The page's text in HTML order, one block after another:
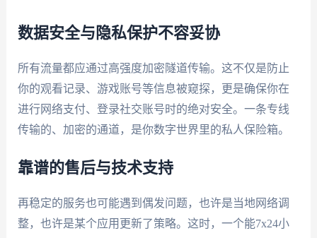
数据安全与隐私保护不容妥协
所有流量都应通过高强度加密隧道传输。这不仅是防止
你的观看记录、游戏账号等信息被窥探，更是确保你在
进行网络支付、登录社交账号时的绝对安全。一条专线
传输的、加密的通道，是你数字世界里的私人保险箱。
靠谱的售后与技术支持
再稳定的服务也可能遇到偶发问题，也许是当地网络调
整，也许是某个应用更新了策略。这时，一个能7x24小